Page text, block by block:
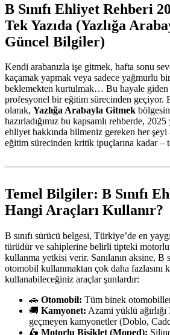
B Sınıfı Ehliyet Rehberi
Tek Yazıda (Yazlığa
Güncel Bilgiler)
Kendi arabanızla işe gitmek, hafta sonu
kaçamak yapmak veya sadece yağmurlu
beklemekten kurtulmak… Bu hayale
profesyonel bir eğitim sürecinden geçiyor.
olarak, Yazlığa Arabayla Gitmek
hazırladığımız bu kapsamlı rehberde, 2025
ehliyet hakkında bilmeniz gereken her
eğitim sürecinden kritik ipuçlarına kadar –
Temel Bilgiler: B Sınıfı
Hangi Araçları Kullanır?
B sınıfı sürücü belgesi, Türkiye’de en
türüdür ve sahiplerine belirli tipteki motorlu
kullanma yetkisi verir. Sanılanın aksine, B
otomobil kullanmaktan çok daha fazlasını
kullanabileceğiniz araçlar şunlardır:
🚗 Otomobil: Tüm binek
🚚 Kamyonet: Azami yüklü
geçmeyen kamyonetler (Doblo,
🛵 Motorlu Bisiklet (Moped):